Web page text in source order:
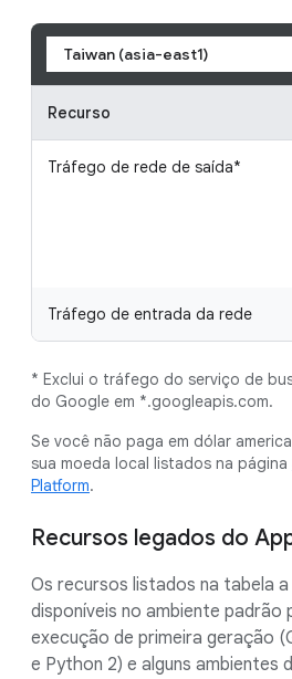
Taiwan (asia-east1)
Recurso
Tráfego de rede de saída*
Tráfego de entrada da rede
* Exclui o tráfego do serviço de
do Google em *.googleapis.com.
Se você não paga em dólar
sua moeda local listados na página
Platform.
Recursos legados do
Os recursos listados na tabela
disponíveis no ambiente padrão
execução de primeira geração
e Python 2) e alguns ambientes